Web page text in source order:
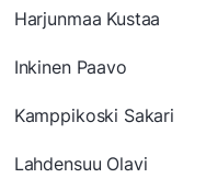
Harjunmaa Kustaa
Inkinen Paavo
Kamppikoski Sakari
Lahdensuu Olavi